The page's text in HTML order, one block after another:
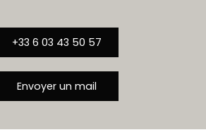
+33 6 03 43 50 57
Envoyer un mail